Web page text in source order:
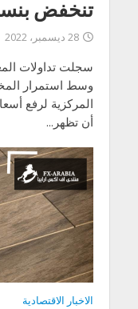
تنخفض بنسبة
28 ديسمبر، 2022
وسط استمرار
المركزية لرفع
أن تظهر...
الاخبار الاقتصادية